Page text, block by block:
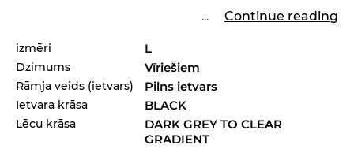
... Continue reading
izmēri L
Dzimums Vīriešiem
Rāmja veids (ietvars) Pilns ietvars
Ietvara krāsa BLACK
Lēcu krāsa
DARK GREY TO CLEAR
GRADIENT